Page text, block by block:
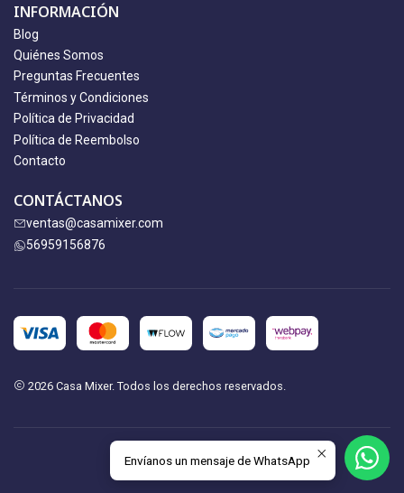
INFORMACIÓN
Blog
Quiénes Somos
Preguntas Frecuentes
Términos y Condiciones
Política de Privacidad
Política de Reembolso
Contacto
CONTÁCTANOS
ventas@casamixer.com
56959156876
2026 Casa Mixer. Todos los derechos reservados.
VOLVER ARRIBA
Envíanos un mensaje de WhatsApp